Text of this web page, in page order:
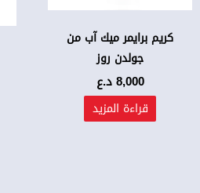
كريم برايمر ميك آب من
جولدن روز
8,000د.ع
قراءة المزيد